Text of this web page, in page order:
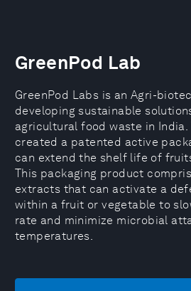
GreenPod Lab
GreenPod Labs is an Agri-
developing sustainable
agricultural food waste in India.
created a patented active
can extend the shelf life of
This packaging product
extracts that can activate a
within a fruit or vegetable to
rate and minimize microbial
temperatures.